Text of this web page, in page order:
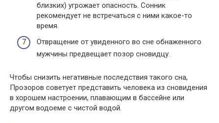
близких) угрожает опасность. Сонник
рекомендует не встречаться с ними какое-то
время.
Отвращение от увиденного во сне обнаженного
мужчины предвещает позор сновидцу.
Чтобы снизить негативные последствия такого сна,
Прозоров советует представить человека из сновидения
в хорошем настроении, плавающим в бассейне или
другом водоеме с чистой водой.